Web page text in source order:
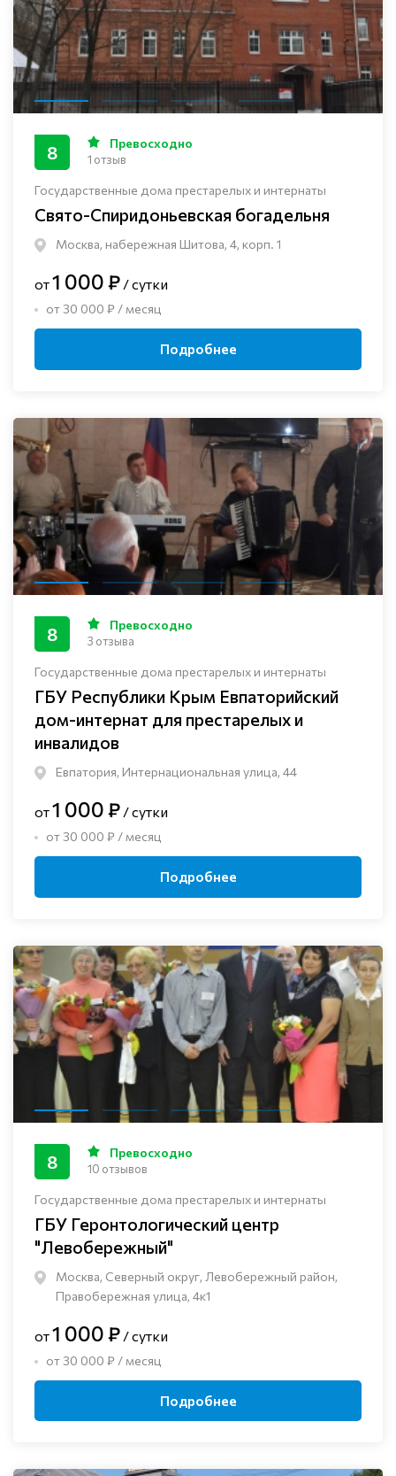
Государственные дома престарелых и интернаты
Свято-Спиридоньевская богадельня
Москва, набережная Шитова, 4, корп. 1
8 Превосходно
1 отзыв
от1 000 ₽ / сутки
от 30 000 ₽ / месяц
Подробнее
Государственные дома престарелых и интернаты
ГБУ Республики Крым Евпаторийский
дом-интернат для престарелых и
инвалидов
Евпатория, Интернациональная улица, 44
8 Превосходно
3 отзыва
от1 000 ₽ / сутки
от 30 000 ₽ / месяц
Подробнее
Государственные дома престарелых и интернаты
ГБУ Геронтологический центр
"Левобережный"
Москва, Северный округ, Левобережный район,
Правобережная улица, 4к1
8 Превосходно
10 отзывов
от1 000 ₽ / сутки
от 30 000 ₽ / месяц
Подробнее